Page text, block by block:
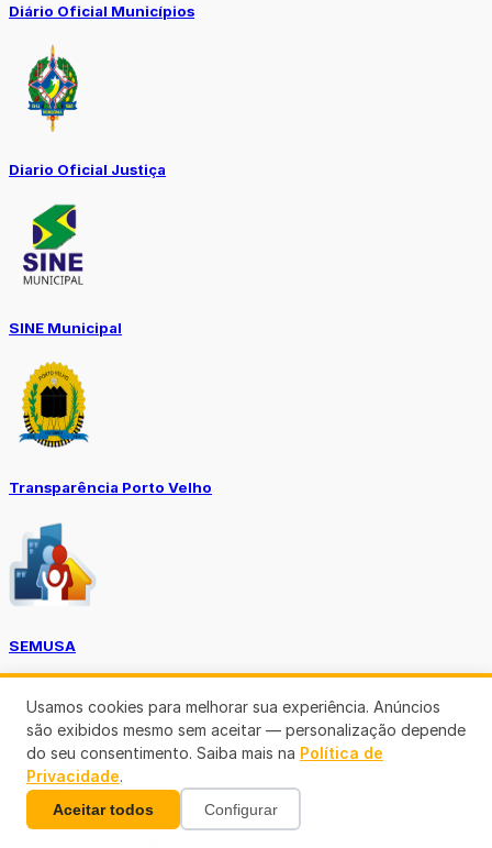
Diário Oficial Municípios
Diario Oficial Justiça
SINE Municipal
Transparência Porto Velho
SEMUSA
Usamos cookies para melhorar sua experiência. Anúncios
são exibidos mesmo sem aceitar — personalização depende
do seu consentimento. Saiba mais na Política de
Privacidade.
Aceitar todos Configurar